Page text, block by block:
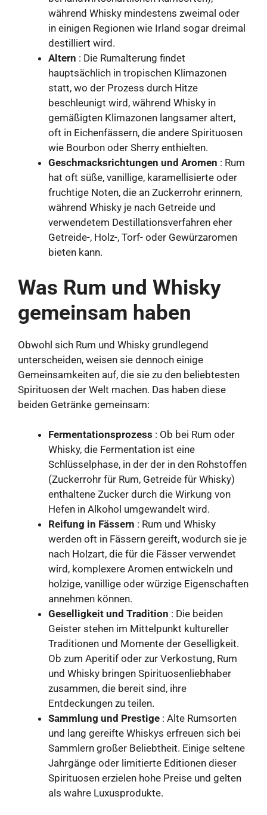
während Whisky mindestens zweimal oder
in einigen Regionen wie Irland sogar dreimal
destilliert wird.
Altern : Die Rumalterung findet
hauptsächlich in tropischen Klimazonen
statt, wo der Prozess durch Hitze
beschleunigt wird, während Whisky in
gemäßigten Klimazonen langsamer altert,
oft in Eichenfässern, die andere Spirituosen
wie Bourbon oder Sherry enthielten.
Geschmacksrichtungen und Aromen : Rum
hat oft süße, vanillige, karamellisierte oder
fruchtige Noten, die an Zuckerrohr erinnern,
während Whisky je nach Getreide und
verwendetem Destillationsverfahren eher
Getreide-, Holz-, Torf- oder Gewürzaromen
bieten kann.
Was Rum und Whisky
gemeinsam haben
Obwohl sich Rum und Whisky grundlegend
unterscheiden, weisen sie dennoch einige
Gemeinsamkeiten auf, die sie zu den beliebtesten
Spirituosen der Welt machen. Das haben diese
beiden Getränke gemeinsam:
Fermentationsprozess : Ob bei Rum oder
Whisky, die Fermentation ist eine
Schlüsselphase, in der der in den Rohstoffen
(Zuckerrohr für Rum, Getreide für Whisky)
enthaltene Zucker durch die Wirkung von
Hefen in Alkohol umgewandelt wird.
Reifung in Fässern : Rum und Whisky
werden oft in Fässern gereift, wodurch sie je
nach Holzart, die für die Fässer verwendet
wird, komplexere Aromen entwickeln und
holzige, vanillige oder würzige Eigenschaften
annehmen können.
Geselligkeit und Tradition : Die beiden
Geister stehen im Mittelpunkt kultureller
Traditionen und Momente der Geselligkeit.
Ob zum Aperitif oder zur Verkostung, Rum
und Whisky bringen Spirituosenliebhaber
zusammen, die bereit sind, ihre
Entdeckungen zu teilen.
Sammlung und Prestige : Alte Rumsorten
und lang gereifte Whiskys erfreuen sich bei
Sammlern großer Beliebtheit. Einige seltene
Jahrgänge oder limitierte Editionen dieser
Spirituosen erzielen hohe Preise und gelten
als wahre Luxusprodukte.